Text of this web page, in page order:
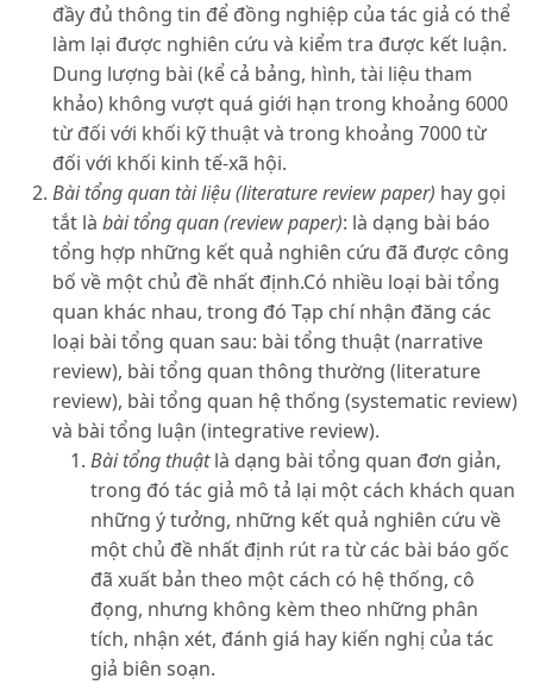
đầy đủ thông tin để đồng nghiệp của tác giả có thể
làm lại được nghiên cứu và kiểm tra được kết luận.
Dung lượng bài (kể cả bảng, hình, tài liệu tham
khảo) không vượt quá giới hạn trong khoảng 6000
từ đối với khối kỹ thuật và trong khoảng 7000 từ
đối với khối kinh tế-xã hội.
Bài tổng quan tài liệu (literature review paper) hay gọi
tắt là bài tổng quan (review paper): là dạng bài báo
tổng hợp những kết quả nghiên cứu đã được công
bố về một chủ đề nhất định.Có nhiều loại bài tổng
quan khác nhau, trong đó Tạp chí nhận đăng các
loại bài tổng quan sau: bài tổng thuật (narrative
review), bài tổng quan thông thường (literature
review), bài tổng quan hệ thống (systematic review)
và bài tổng luận (integrative review).
Bài tổng thuậtlà dạng bài tổng quan đơn giản,
trong đó tác giả mô tả lại một cách khách quan
những ý tưởng, những kết quả nghiên cứu về
một chủ đề nhất định rút ra từ các bài báo gốc
đã xuất bản theo một cách có hệ thống, cô
đọng, nhưng không kèm theo những phân
tích, nhận xét, đánh giá hay kiến nghị của tác
giả biên soạn.